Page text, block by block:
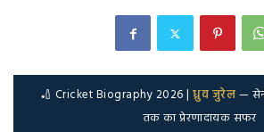
🏏 Cricket Biography 2026 | ध्रुव जुरेल—
तक का प्रेरणादायक सफर